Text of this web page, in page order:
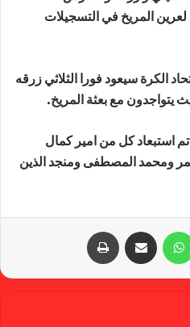
المريخ في التسجيلات
الكرة سيعود فورا الثلاثي زرقه
يتواجدون مع بعثة المريخ.
تم استبعاد كل من امير كمال
ومحمد المصطفى ومنجد الذين
واتساب